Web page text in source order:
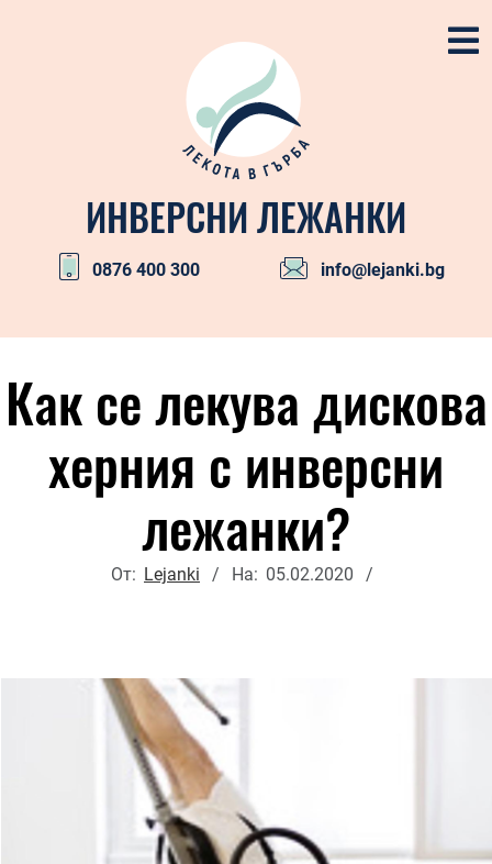
ИНВЕРСНИ ЛЕЖАНКИ
0876 400 300 info@lejanki.bg
Menu
Как се лекува дискова
херния с инверсни
лежанки?
От: Lejanki На: 05.02.2020